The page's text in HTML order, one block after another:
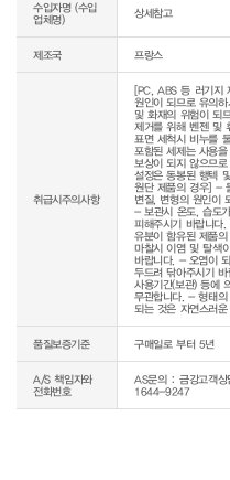
수입자명 (수입
업체명)
상세참고
제조국 프랑스
취급시주의사항
[PC, ABS 등 러기지
원인이 되므로 유의
및 화재의 위험이 되
제거를 위해 벤젠 및
표면 세척시 비누를
포함된 세제는 사용
보상이 되지 않으므
설정은 동봉된 행텍
원단 제품의 경우] -
변질, 변형의 원인이
- 보관시 온도, 습도
피해주시기 바랍니
유분이 함유된 제품
마찰시 이염 및 탈색
바랍니다. - 오염이
두드려 닦아주시기
사용기간(보관) 등에
무관합니다. - 형태의
되는 것은 자연스러
품질보증기준 구매일로 부터 5년
A/S 책임자와
전화번호
AS문의 : 금강고객
1644-9247